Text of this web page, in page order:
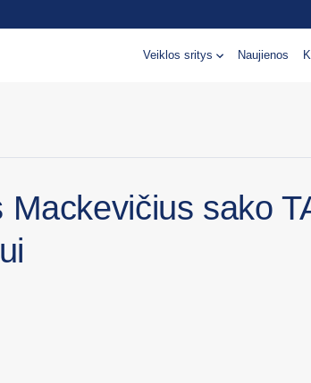
Veiklos sritys Naujienos
Mackevičius sako